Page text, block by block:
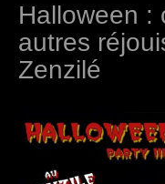
Halloween :
autres
Zenzilé